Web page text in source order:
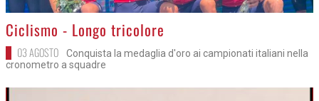
>
Ciclismo - Longo tricolore
03 AGOSTO
Conquista la medaglia d'oro ai campionati italiani nella
cronometro a squadre